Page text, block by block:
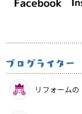
リフォーム